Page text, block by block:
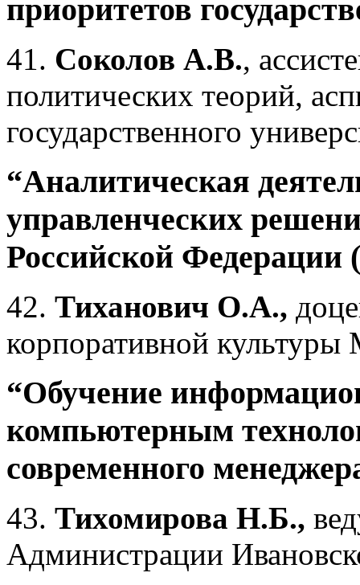
приоритетов
41. Соколов А.В.,
политических теорий,
государственного
“Аналитическая
управленческих
Российской Федерации
42. Тиханович О.А.,
корпоративной
“Обучение
компьютерным
современного
43. Тихомирова Н.Б.,
Администрации